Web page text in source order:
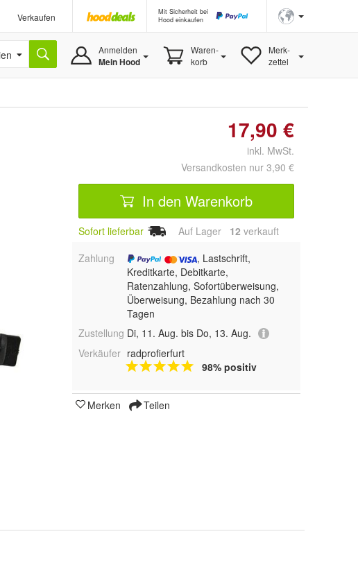
Verkaufen
Mit Sicherheit bei
Hood einkaufen
Anmelden
Mein Hood
Waren-
korb
Merk-
zettel
17,90 €
inkl. MwSt.
Versandkosten nur 3,90 €
In den Warenkorb
Sofort lieferbar Auf Lager 12 verkauft
Zahlung
, Lastschrift,
Kreditkarte, Debitkarte,
Ratenzahlung, Sofortüberweisung,
Überweisung, Bezahlung nach 30
Tagen
Zustellung Di, 11. Aug. bis Do, 13. Aug.
Verkäufer radprofierfurt
98% positiv
Merken Teilen